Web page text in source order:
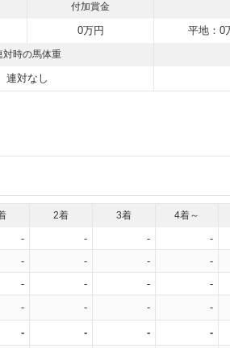
付加賞金
0万円 平地：0
対時の馬体重
連対なし
2着 3着 4着～
- - - -
- - - -
- - - -
- - - -
- - - -